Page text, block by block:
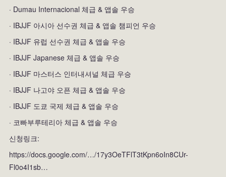
· Dumau Internacional 체급 & 앱솔 우승
· IBJJF 아시아 선수권 체급 & 앱솔 챔피언 우승
· IBJJF 유럽 선수권 체급 & 앱솔 우승
· IBJJF Japanese 체급 & 앱솔 우승
· IBJJF 마스터스 인터내셔널 체급 우승
· IBJJF 나고야 오픈 체급 & 앱솔 우승
· IBJJF 도쿄 국제 체급 & 앱솔 우승
· 코빠부루테리아 체급 & 앱솔 우승
신청링크:
https://docs.google.com/…/17y3OeTFlT3tKpn6oIn8CUr-
Fl0o4I1sb…